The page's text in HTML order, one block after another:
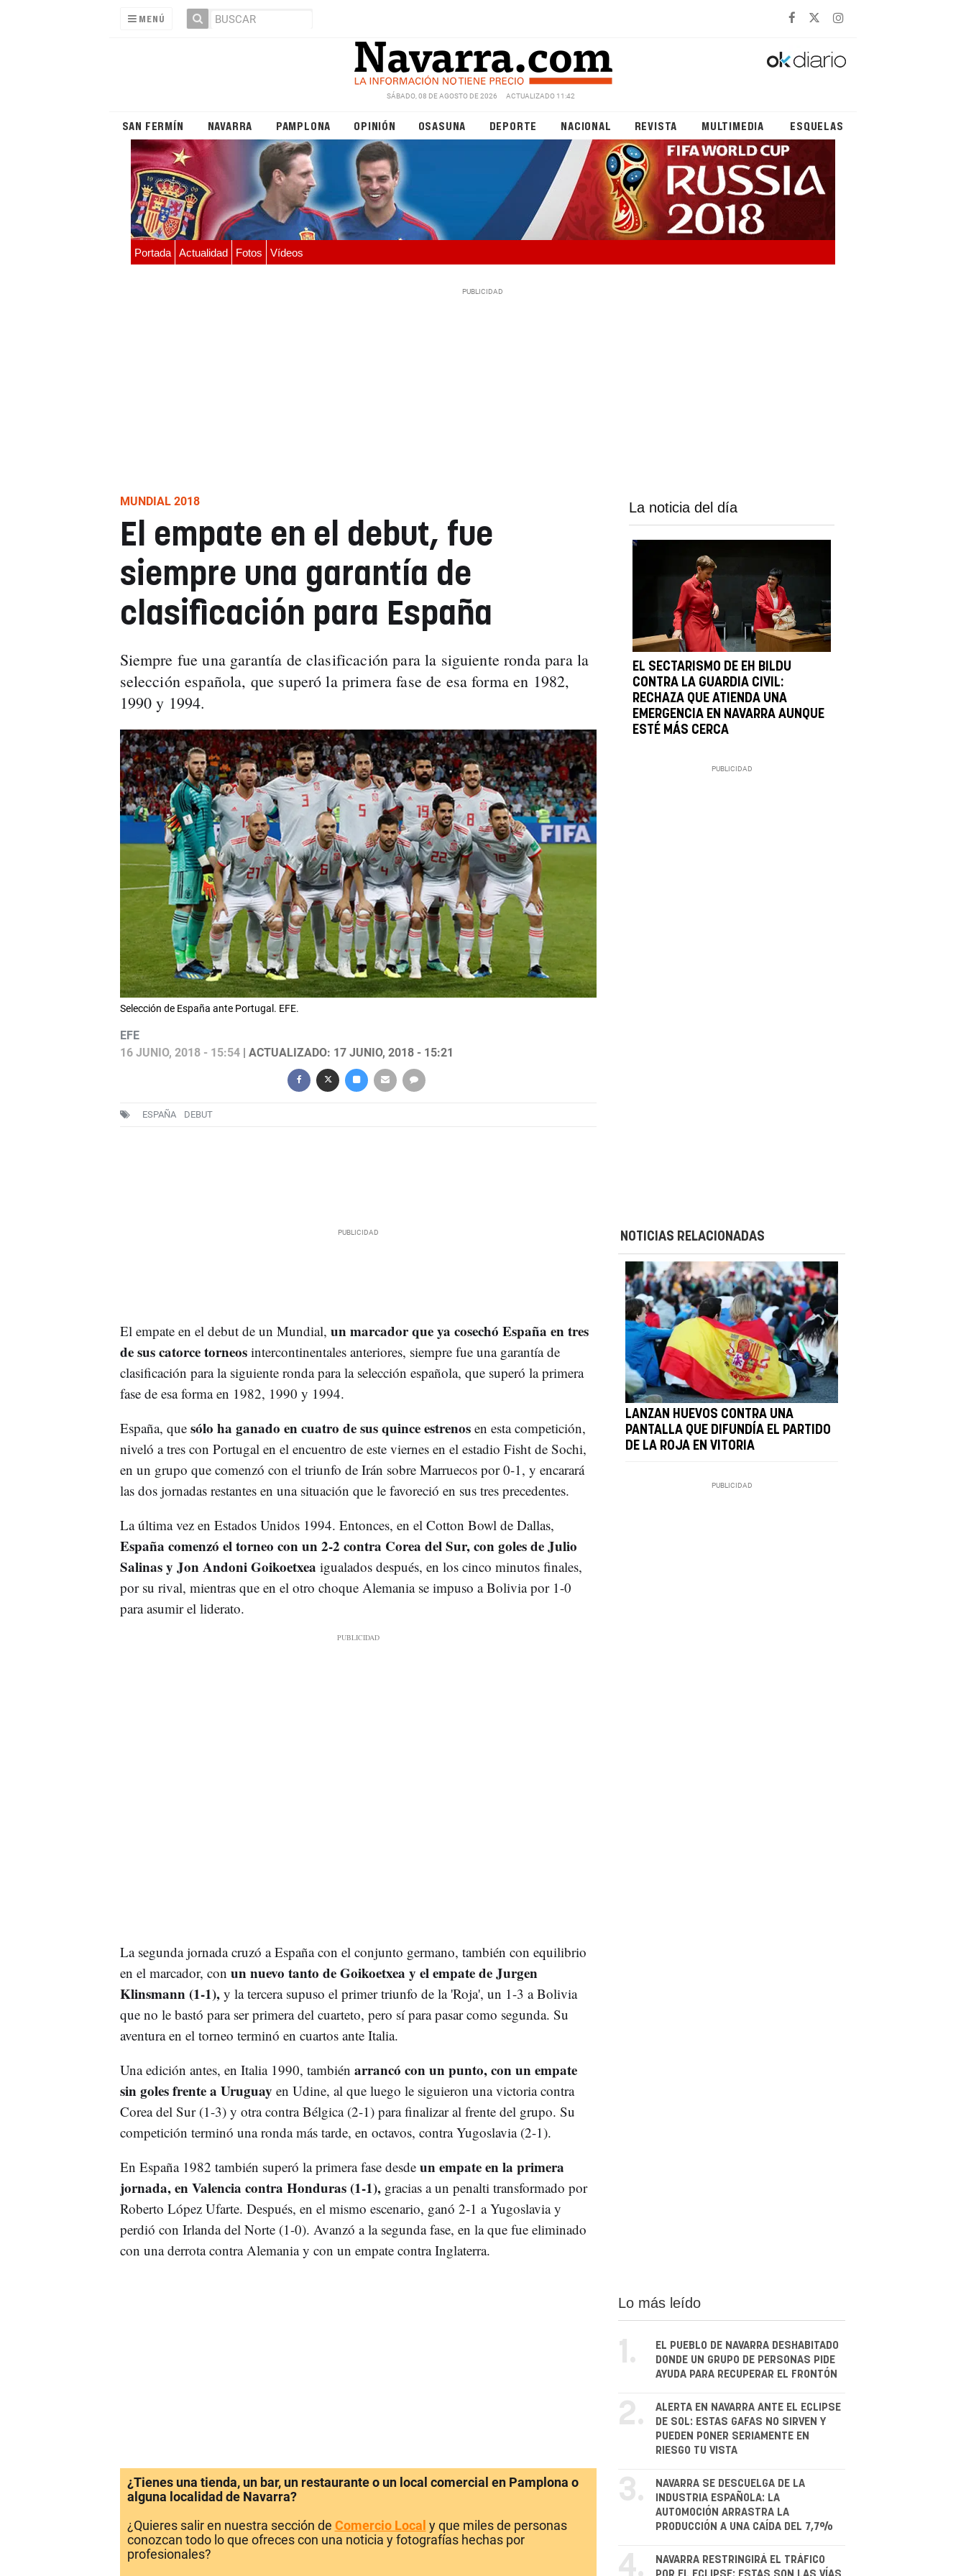
MENÚ
SÁBADO, 08 DE AGOSTO DE 2026 ACTUALIZADO 11:42
SAN FERMÍN NAVARRA PAMPLONA OPINIÓN OSASUNA DEPORTE NACIONAL REVISTA MULTIMEDIA ESQUELAS
Portada Actualidad Fotos Vídeos
MUNDIAL 2018
El empate en el debut, fue
siempre una garantía de
clasificación para España
Siempre fue una garantía de clasificación para la siguiente ronda para la
selección española, que superó la primera fase de esa forma en 1982,
1990 y 1994.
Selección de España ante Portugal. EFE.
EFE
16 JUNIO, 2018 - 15:54| ACTUALIZADO: 17 JUNIO, 2018 - 15:21
ESPAÑA DEBUT
La noticia del día
EL SECTARISMO DE EH BILDU
CONTRA LA GUARDIA CIVIL:
RECHAZA QUE ATIENDA UNA
EMERGENCIA EN NAVARRA AUNQUE
ESTÉ MÁS CERCA
El empate en el debut de un Mundial, un marcador que ya cosechó España en tres
de sus catorce torneosintercontinentales anteriores, siempre fue una garantía de
clasificación para la siguiente ronda para la selección española, que superó la primera
fase de esa forma en 1982, 1990 y 1994.
España, que sólo ha ganado en cuatro de sus quince estrenosen esta competición,
niveló a tres con Portugal en el encuentro de este viernes en el estadio Fisht de Sochi,
en un grupo que comenzó con el triunfo de Irán sobre Marruecos por 0-1, y encarará
las dos jornadas restantes en una situación que le favoreció en sus tres precedentes.
La última vez en Estados Unidos 1994. Entonces, en el Cotton Bowl de Dallas,
España comenzó el torneo con un 2-2 contra Corea del Sur, con goles de Julio
Salinas y Jon Andoni Goikoetxea igualados después, en los cinco minutos finales,
por su rival, mientras que en el otro choque Alemania se impuso a Bolivia por 1-0
para asumir el liderato.
La segunda jornada cruzó a España con el conjunto germano, también con equilibrio
en el marcador, con un nuevo tanto de Goikoetxea y el empate de Jurgen
Klinsmann (1-1),y la tercera supuso el primer triunfo de la 'Roja', un 1-3 a Bolivia
que no le bastó para ser primera del cuarteto, pero sí para pasar como segunda. Su
aventura en el torneo terminó en cuartos ante Italia.
Una edición antes, en Italia 1990, también arrancó con un punto, con un empate
sin goles frente a Uruguay en Udine, al que luego le siguieron una victoria contra
Corea del Sur (1-3) y otra contra Bélgica (2-1) para finalizar al frente del grupo. Su
competición terminó una ronda más tarde, en octavos, contra Yugoslavia (2-1).
En España 1982 también superó la primera fase desdeun empate en la primera
jornada, en Valencia contra Honduras (1-1),gracias a un penalti transformado por
Roberto López Ufarte. Después, en el mismo escenario, ganó 2-1 a Yugoslavia y
perdió con Irlanda del Norte (1-0). Avanzó a la segunda fase, en la que fue eliminado
con una derrota contra Alemania y con un empate contra Inglaterra.
NOTICIAS RELACIONADAS
LANZAN HUEVOS CONTRA UNA
PANTALLA QUE DIFUNDÍA EL PARTIDO
DE LA ROJA EN VITORIA
¿Tienes una tienda, un bar, un restaurante o un local comercial en Pamplona o
alguna localidad de Navarra?
¿Quieres salir en nuestra sección de Comercio Local y que miles de personas
conozcan todo lo que ofreces con una noticia y fotografías hechas por
profesionales?
Lo más leído
1.
EL PUEBLO DE NAVARRA DESHABITADO
DONDE UN GRUPO DE PERSONAS PIDE
AYUDA PARA RECUPERAR EL FRONTÓN
2.
ALERTA EN NAVARRA ANTE EL ECLIPSE
DE SOL: ESTAS GAFAS NO SIRVEN Y
PUEDEN PONER SERIAMENTE EN
RIESGO TU VISTA
3.
NAVARRA SE DESCUELGA DE LA
INDUSTRIA ESPAÑOLA: LA
AUTOMOCIÓN ARRASTRA LA
PRODUCCIÓN A UNA CAÍDA DEL 7,7%
4.
NAVARRA RESTRINGIRÁ EL TRÁFICO